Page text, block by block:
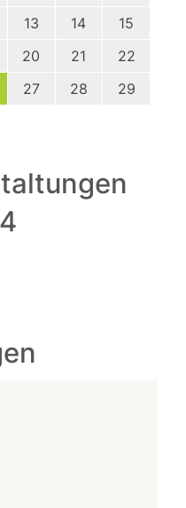
13 14
15
20 21
22
27 28
29